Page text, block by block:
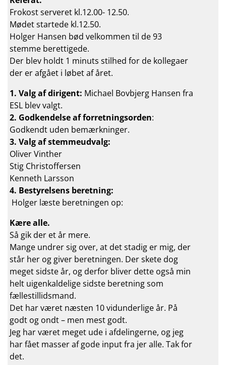
Frokost serveret kl.12.00- 12.50.
Mødet startede kl.12.50.
Holger Hansen bød velkommen til de 93
stemme berettigede.
Der blev holdt 1 minuts stilhed for de kollegaer
der er afgået i løbet af året.
1. Valg af dirigent: Michael Bovbjerg Hansen fra
ESL blev valgt.
2. Godkendelse af forretningsorden:
Godkendt uden bemærkninger.
3. Valg af stemmeudvalg:
Oliver Vinther
Stig Christoffersen
Kenneth Larsson
4. Bestyrelsens beretning:
Holger læste beretningen op:
Kære alle.
Så gik der et år mere.
Mange undrer sig over, at det stadig er mig, der
står her og giver beretningen. Der skete dog
meget sidste år, og derfor bliver dette også min
helt uigenkaldelige sidste beretning som
fællestillidsmand.
Det har været næsten 10 vidunderlige år. På
godt og ondt – men mest godt.
Jeg har været meget ude i afdelingerne, og jeg
har fået masser af gode input fra jer alle. Tak for
det.